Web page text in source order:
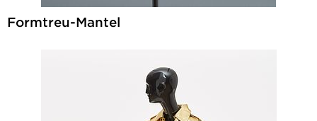
Formtreu-Mantel